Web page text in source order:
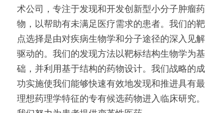
术公司，专注于发现和开发创新型小分子肿瘤药
物，以帮助有未满足医疗需求的患者。我们的靶
点选择是由对疾病生物学和分子途径的深入见解
驱动的。我们的发现方法以靶标结构生物学为基
础，并利用基于结构的药物设计。我们战略的成
功实施使我们能够快速有效地发现和推进具有最
理想药理学特征的专有候选药物进入临床研究。